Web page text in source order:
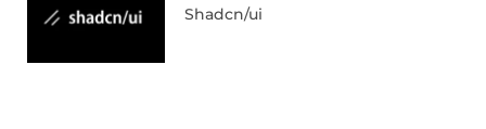
Shadcn/ui